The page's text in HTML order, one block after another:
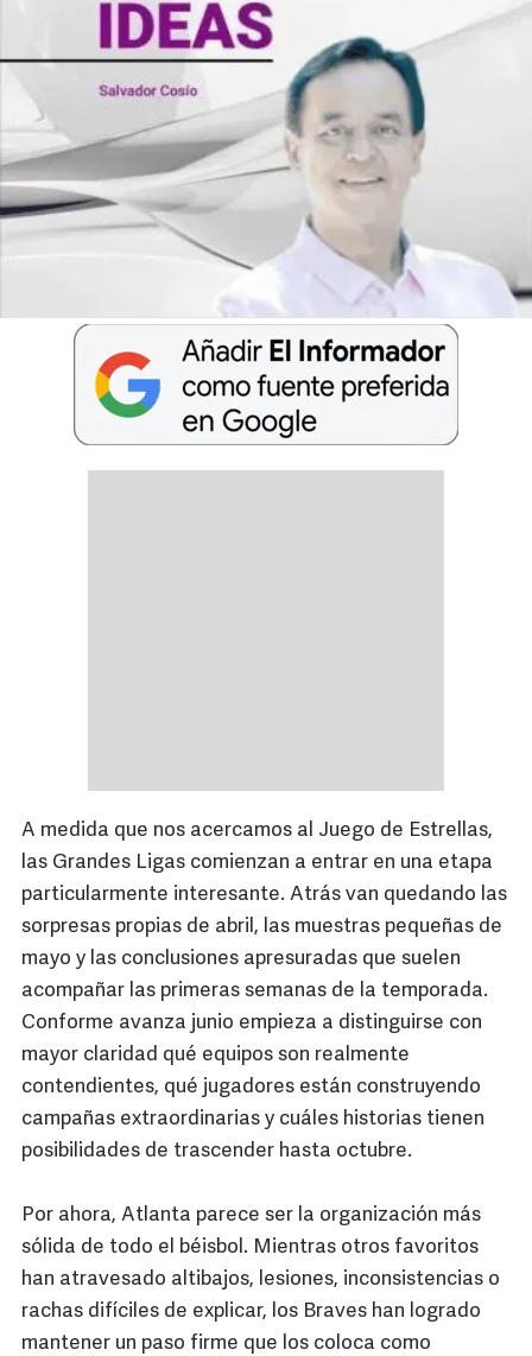
A medida que nos acercamos al Juego de Estrellas,
las Grandes Ligas comienzan a entrar en una etapa
particularmente interesante. Atrás van quedando las
sorpresas propias de abril, las muestras pequeñas de
mayo y las conclusiones apresuradas que suelen
acompañar las primeras semanas de la temporada.
Conforme avanza junio empieza a distinguirse con
mayor claridad qué equipos son realmente
contendientes, qué jugadores están construyendo
campañas extraordinarias y cuáles historias tienen
posibilidades de trascender hasta octubre.
Por ahora, Atlanta parece ser la organización más
sólida de todo el béisbol. Mientras otros favoritos
han atravesado altibajos, lesiones, inconsistencias o
rachas difíciles de explicar, los Braves han logrado
mantener un paso firme que los coloca como